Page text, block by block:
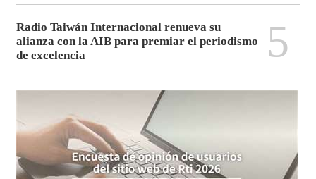
Radio Taiwán Internacional renueva su
alianza con la AIB para premiar el periodismo
de excelencia
5